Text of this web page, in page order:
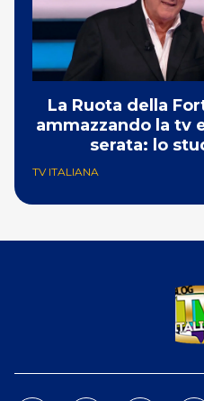
La Ruota della
ammazzando la tv
serata: lo
TV ITALIANA